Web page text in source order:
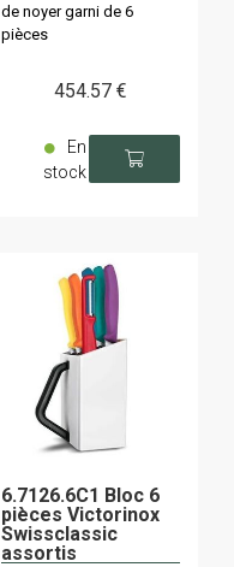
de noyer garni de 6
pièces
454.57 €
En
stock
6.7126.6C1 Bloc 6
pièces Victorinox
Swissclassic
assortis